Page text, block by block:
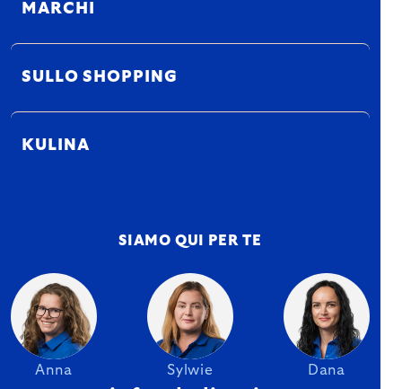
MARCHI
SULLO SHOPPING
KULINA
SIAMO QUI PER TE
Anna Sylwie Dana